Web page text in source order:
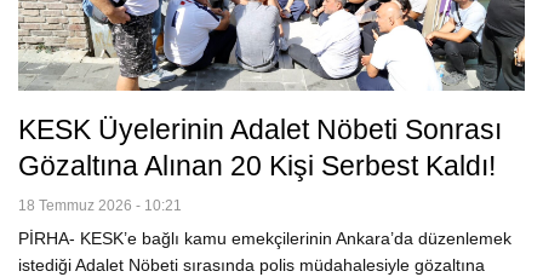
KESK Üyelerinin Adalet Nöbeti Sonrası
Gözaltına Alınan 20 Kişi Serbest Kaldı!
18 Temmuz 2026 - 10:21
PİRHA- KESK’e bağlı kamu emekçilerinin Ankara’da düzenlemek
istediği Adalet Nöbeti sırasında polis müdahalesiyle gözaltına